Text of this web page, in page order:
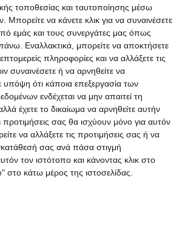
τοποθεσίας και ταυτοποίησης μέσω
να κάνετε κλικ για να συναινέσετε
εμάς και τους συνεργάτες μας όπως
Εναλλακτικά, μπορείτε να αποκτήσετε
πληροφορίες και να αλλάξετε τις
συναινέσετε ή να αρνηθείτε να
υπόψη ότι κάποια επεξεργασία των
ενδέχεται να μην απαιτεί τη
έχετε το δικαίωμα να αρνηθείτε αυτήν
προτιμήσεις σας θα ισχύουν μόνο για αυτόν
να αλλάξετε τις προτιμήσεις σας ή να
σας ανά πάσα στιγμή
τον ιστότοπο και κάνοντας κλικ στο
κάτω μέρος της ιστοσελίδας.
Αφήστε ένα σχόλιο